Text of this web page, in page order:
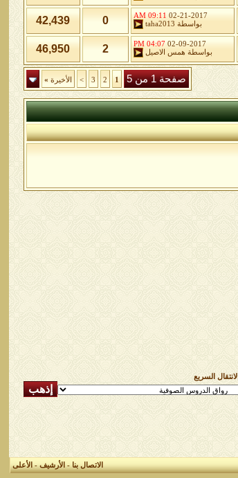
02-21-2017
09:11 AM
بواسطة taha2013
0
42,439
02-09-2017
04:07 PM
بواسطة همس الاصيل 2
46,950
صفحة 1 من 5 1
2
3
> الأخيرة »
الانتقال السريع
الاتصال بنا-الأرشيف-الأعلى